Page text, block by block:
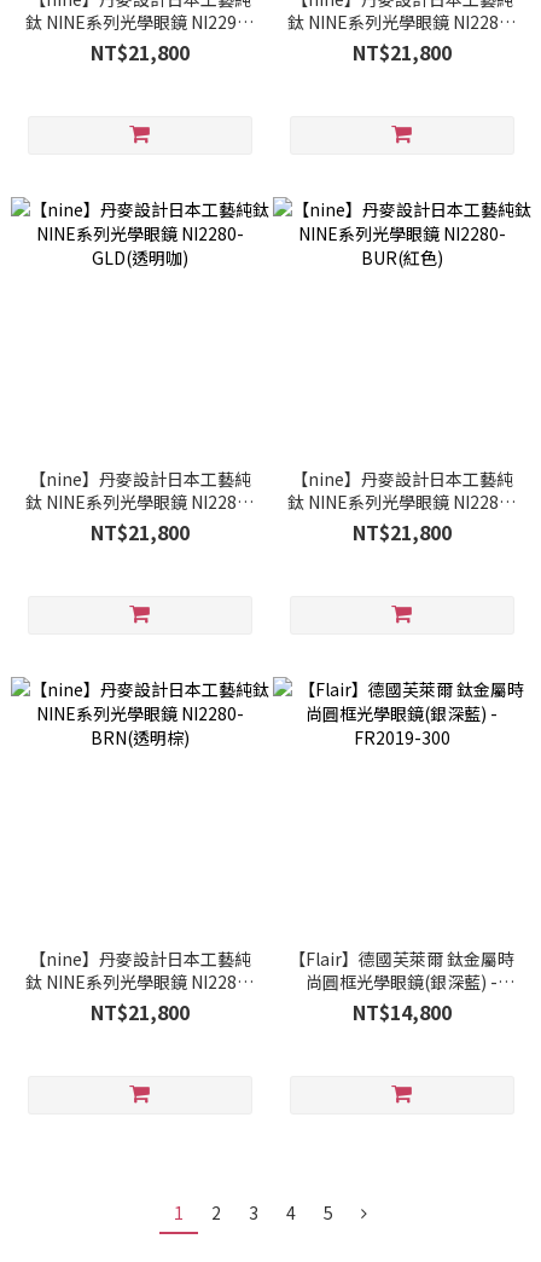
鈦 NINE系列光學眼鏡 NI2294-
0001(琥珀)
NT$21,800
鈦 NINE系列光學眼鏡 NI2280-
IDG(透明藍)
NT$21,800
【nine】丹麥設計日本工藝純
鈦 NINE系列光學眼鏡 NI2280-
GLD(透明咖)
NT$21,800
【nine】丹麥設計日本工藝純
鈦 NINE系列光學眼鏡 NI2280-
BUR(紅色)
NT$21,800
【nine】丹麥設計日本工藝純
鈦 NINE系列光學眼鏡 NI2280-
BRN(透明棕)
NT$21,800
【Flair】德國芙萊爾 鈦金屬時
尚圓框光學眼鏡(銀深藍) -
FR2019-300
NT$14,800
1 2 3 4 5